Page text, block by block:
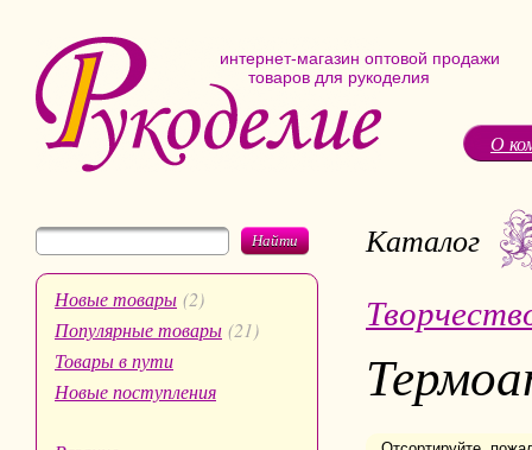
интернет-магазин оптовой продажи
товаров для рукоделия
О
Найти
Новые товары (2)
Популярные товары (21)
Товары в пути
Новые поступления
Каталог